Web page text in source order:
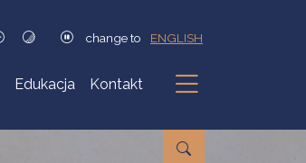
change to ENGLISH
Edukacja Kontakt
Podmenu